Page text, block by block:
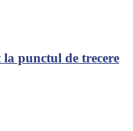
punctul de trecere